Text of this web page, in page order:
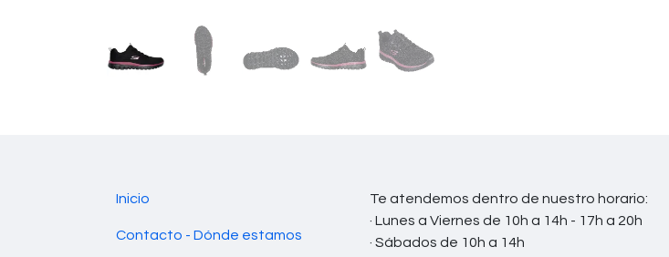
Te atendemos dentro de nuestro horario:
· Lunes a Viernes de 10h a 14h - 17h a 20h
· Sábados de 10h a 14h
Inicio
Contacto - Dónde estamos